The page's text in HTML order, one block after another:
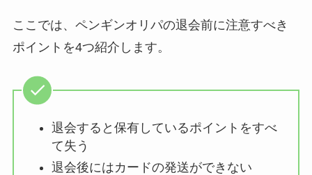
ここでは、ペンギンオリパの退会前に注意すべき
ポイントを4つ紹介します。
退会すると保有しているポイントをすべ
て失う
退会後にはカードの発送ができない